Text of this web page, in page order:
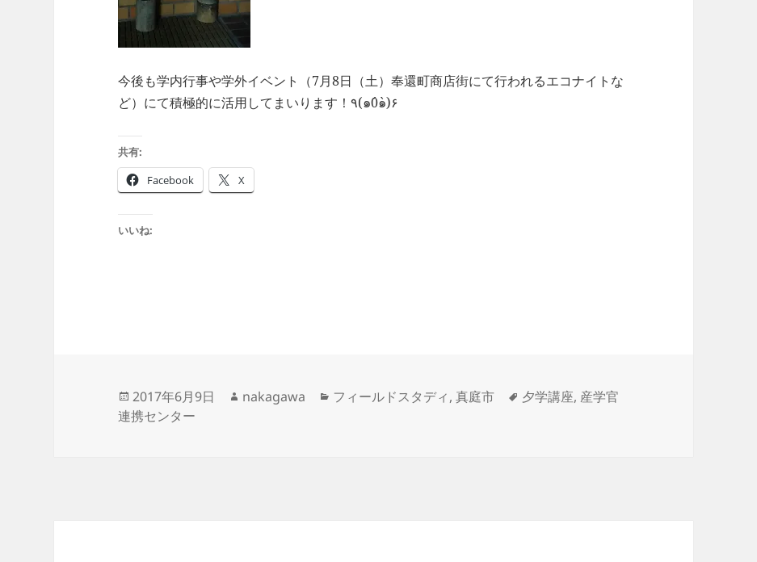
今後も学内行事や学外イベント（7月8日（土）奉還町商店街にて行われるエコナイトな
ど）にて積極的に活用してまいります！٩(๑´0`๑)۶
共有:
Facebook
X
いいね:
投
稿
2017年6月9日
作
nakagawa
カ
フィールドスタディ,真庭市
タ
夕学講座, 産学官
連携センター